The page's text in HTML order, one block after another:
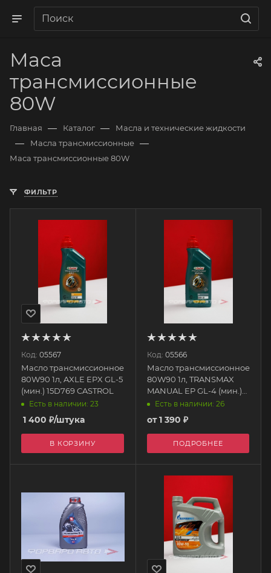
Маса
трансмиссионные
80W
Главная — Каталог — Масла и технические жидкости
— Масла трансмиссионные —
Маса трансмиссионные 80W
ФИЛЬТР
Код: 05567
Масло трансмиссионное
80W90 1л, AXLE EPX GL-5
(мин.) 15D769 CASTROL
Есть в наличии: 23
1 400 ₽/штука
В КОРЗИНУ
Код: 05566
Масло трансмиссионное
80W90 1л, TRANSMAX
MANUAL EP GL-4 (мин.)
15D7E1 CASTROL
Есть в наличии: 26
от1 390 ₽
ПОДРОБНЕЕ